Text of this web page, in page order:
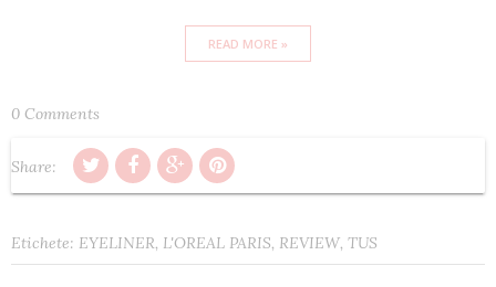
READ MORE »
0 Comments
Share:
Etichete: EYELINER, L'OREAL PARIS, REVIEW, TUS